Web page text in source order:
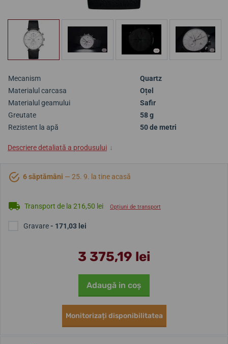
Mecanism
Quartz
Materialul carcasa
Oțel
Materialul geamului
Safir
Greutate
58 g
Rezistent la apă
50 de metri
Descriere detaliată a produsului ↓
6 săptămâni — 25. 9. la tine acasă
Transport de la 216,50 lei Opțiuni de transport
Gravare- 171,03 lei
3 375,19 lei
Adaugă in coş
Monitorizați disponibilitatea